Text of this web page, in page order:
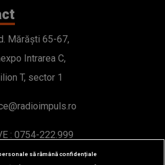
Mărăști 65-67,
Intrarea C,
T, sector 1
: 0754-222.999
0754-222.999
să rămână confidențiale